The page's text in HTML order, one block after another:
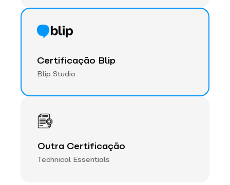
Certificação Blip
Blip Studio
Outra Certificação
Technical Essentials